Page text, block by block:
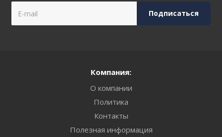
Компания:
О компании
Политика
Контакты
Полезная информация